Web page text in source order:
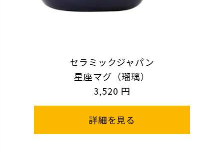
セラミックジャパン
星座マグ（瑠璃）
3,520 円
詳細を見る